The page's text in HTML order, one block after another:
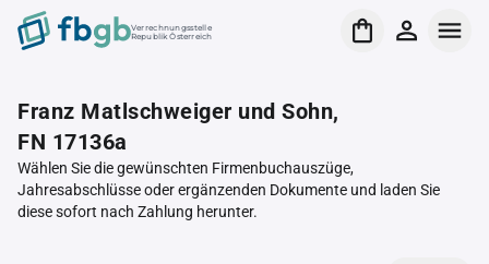
Verrechnungsstelle
Republik Österreich
Franz Matlschweiger und Sohn,
FN 17136a
Wählen Sie die gewünschten Firmenbuchauszüge,
Jahresabschlüsse oder ergänzenden Dokumente und laden Sie
diese sofort nach Zahlung herunter.